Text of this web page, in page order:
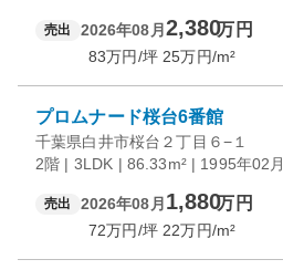
売出 2026年08月 2,380万円
83万円/坪 25万円/m²
プロムナード桜台6番館
千葉県白井市桜台２丁目６−１
2階 | 3LDK | 86.33m² | 1995年02月
売出 2026年08月 1,880万円
72万円/坪 22万円/m²